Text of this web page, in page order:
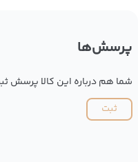
پرسش‌ها
شما هم درباره این کالا پرسش
ثبت